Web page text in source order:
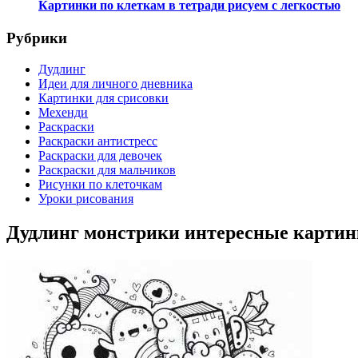
Картинки по клеткам в тетради рисуем с легкостью
Рубрики
Дудлинг
Идеи для личного дневника
Картинки для срисовки
Мехенди
Раскраски
Раскраски антистресс
Раскраски для девочек
Раскраски для мальчиков
Рисунки по клеточкам
Уроки рисования
Дудлинг монстрики интересные